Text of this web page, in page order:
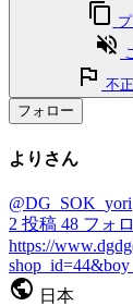
不
フォロー
よりさん
@DG_SOK_yori
2 投稿 48 フォ
https://
日本